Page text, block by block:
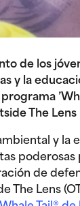
de los
y la
The Lens
y la
poderosas
de
The Lens